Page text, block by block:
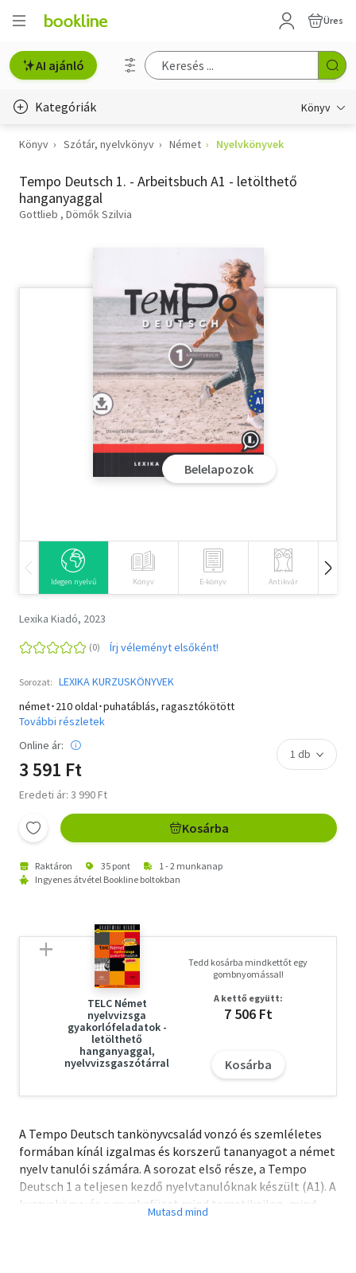
Üres
AI ajánló
Kategóriák Könyv
Életmód, egészség
Erotika
Gyermek- és ifjúsági
Szótár, nyelvkönyv
Tankönyv, segédkönyv
Társadalomtudomány
Könyv Szótár, nyelvkönyv Német Nyelvkönyvek
Tempo Deutsch 1. - Arbeitsbuch A1 - letölthető
hanganyaggal
Gottlieb Dömők Szilvia
Belelapozok
Idegen nyelvű Könyv E-könyv Antikvár
Lexika Kiadó, 2023
Írj véleményt elsőként!
Sorozat: LEXIKA KURZUSKÖNYVEK
német･210 oldal･puhatáblás, ragasztókötött
További részletek
Online ár:
3 591 Ft
Eredeti ár: 3 990 Ft
Kosárba
Raktáron 35 pont
1 - 2 munkanap
Ingyenes átvétel Bookline boltokban
TELC Német
nyelvvizsga
gyakorlófeladatok -
letölthető
hanganyaggal,
nyelvvizsgaszótárral
Tedd kosárba mindkettőt egy
gombnyomással!
A kettő együtt:
7 506 Ft
Kosárba
A Tempo Deutsch tankönyvcsalád vonzó és szemléletes
formában kínál izgalmas és korszerű tananyagot a német
nyelv tanulói számára. A sorozat első része, a Tempo
Deutsch 1 a teljesen kezdő nyelvtanulóknak készült (A1). A
kurzuskönyv és a munkafüzet mind tematikailag, mind